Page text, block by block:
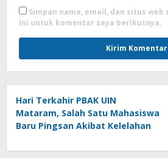
Simpan nama, email, dan situs web
ini untuk komentar saya berikutnya.
Hari Terkahir PBAK UIN
Mataram, Salah Satu Mahasiswa
Baru Pingsan Akibat Kelelahan